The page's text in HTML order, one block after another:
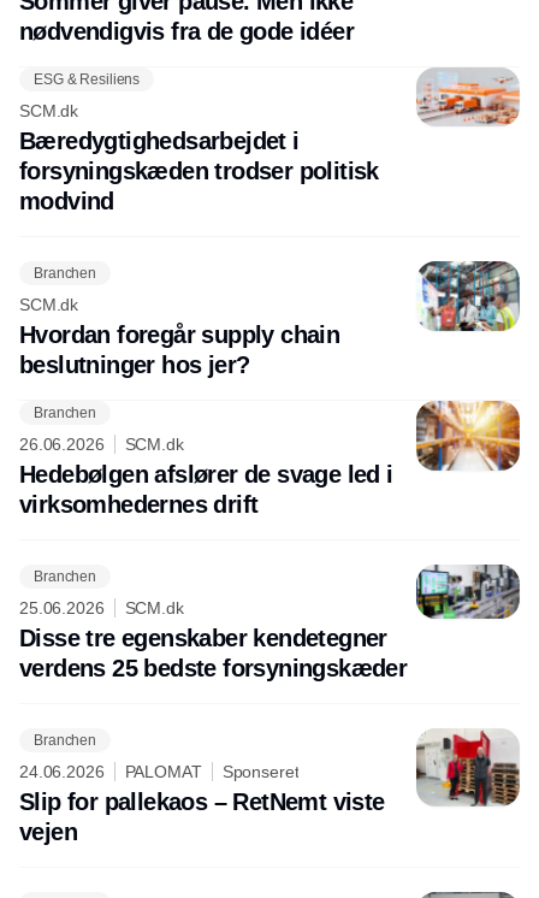
nødvendigvis fra de gode idéer
ESG & Resiliens
SCM.dk
Bæredygtighedsarbejdet i
forsyningskæden trodser politisk
modvind
Branchen
SCM.dk
Hvordan foregår supply chain
beslutninger hos jer?
Branchen
26.06.2026 SCM.dk
Hedebølgen afslører de svage led i
virksomhedernes drift
Branchen
25.06.2026 SCM.dk
Disse tre egenskaber kendetegner
verdens 25 bedste forsyningskæder
Branchen
24.06.2026 PALOMAT Sponseret
Slip for pallekaos – RetNemt viste
vejen